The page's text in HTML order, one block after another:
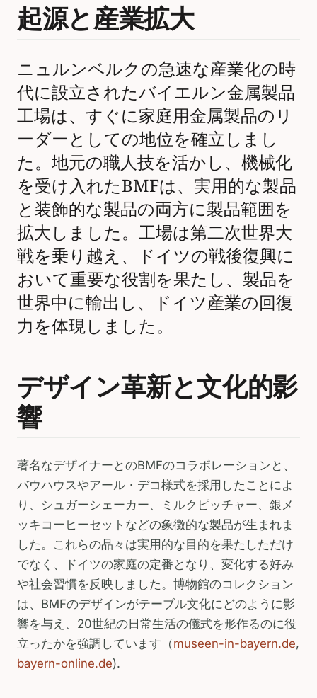
起源と産業拡大
ニュルンベルクの急速な産業化の時
代に設立されたバイエルン金属製品
工場は、すぐに家庭用金属製品のリ
ーダーとしての地位を確立しまし
た。地元の職人技を活かし、機械化
を受け入れたBMFは、実用的な製品
と装飾的な製品の両方に製品範囲を
拡大しました。工場は第二次世界大
戦を乗り越え、ドイツの戦後復興に
おいて重要な役割を果たし、製品を
世界中に輸出し、ドイツ産業の回復
力を体現しました。
デザイン革新と文化的影
響
著名なデザイナーとのBMFのコラボレーションと、
バウハウスやアール・デコ様式を採用したことによ
り、シュガーシェーカー、ミルクピッチャー、銀メ
ッキコーヒーセットなどの象徴的な製品が生まれま
した。これらの品々は実用的な目的を果たしただけ
でなく、ドイツの家庭の定番となり、変化する好み
や社会習慣を反映しました。博物館のコレクション
は、BMFのデザインがテーブル文化にどのように影
響を与え、20世紀の日常生活の儀式を形作るのに役
立ったかを強調しています（museen-in-bayern.de,
bayern-online.de).